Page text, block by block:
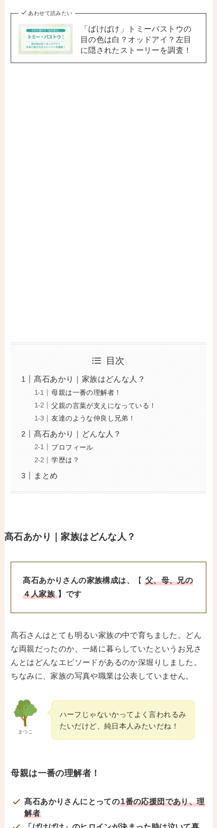
あわせて読みたい
「ばけばけ」トミーバストウの
目の色は白？オッドアイ？左目
に隠されたストーリーを調査！
目次
髙石あかり｜家族はどんな人？
母親は一番の理解者！
父親の言葉が支えになっている！
友達のような仲良し兄弟！
髙石あかり｜どんな人？
プロフィール
学歴は？
まとめ
髙石あかり｜家族はどんな人？
髙石あかりさんの家族構成は、 【 父、母、兄の
４人家族 】です
髙石さんはとても明るい家族の中で育ちました。どん
な両親だったのか、一緒に暮らしていたというお兄さ
んとはどんなエピソードがあるのか深堀りしました。
ちなみに、家族の写真や職業は公表していません。
まつこ
ハーフじゃないかってよく言われるみ
たいだけど、純日本人みたいだね！
母親は一番の理解者！
髙石あかりさんにとっての1番の応援団であり、理
解者